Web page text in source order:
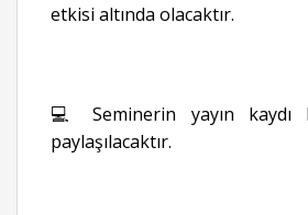
etkisi altında olacaktır.
💻 Seminerin yayın kaydı
paylaşılacaktır.